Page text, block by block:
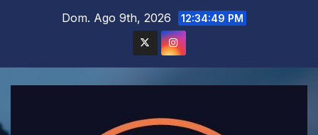
Dom. Ago 9th, 2026 12:34:52 PM